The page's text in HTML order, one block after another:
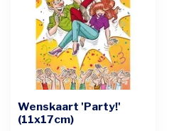
Wenskaart 'Party!'
(11x17cm)